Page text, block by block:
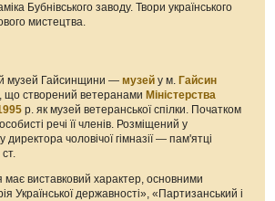
Бубнівського заводу. Твори українського
мистецтва.
музей Гайсинщини —музей у м. Гайсин
, що створений ветеранами Міністерства
р. як музей ветеранської спілки. Початком
речі її членів. Розміщений у
чоловічої гімназії — пам'ятці
має виставковий характер, основними
Української державності», «Партизанський і